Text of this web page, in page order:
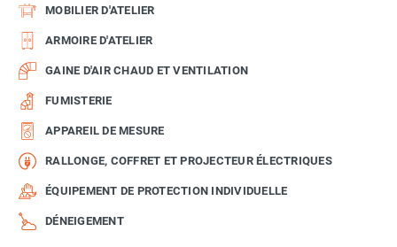
MOBILIER D'ATELIER
ARMOIRE D'ATELIER
GAINE D'AIR CHAUD ET VENTILATION
FUMISTERIE
APPAREIL DE MESURE
RALLONGE, COFFRET ET PROJECTEUR ÉLECTRIQUES
ÉQUIPEMENT DE PROTECTION INDIVIDUELLE
DÉNEIGEMENT